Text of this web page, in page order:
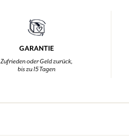
GARANTIE
Zufrieden oder Geld zurück,
bis zu 15 Tagen